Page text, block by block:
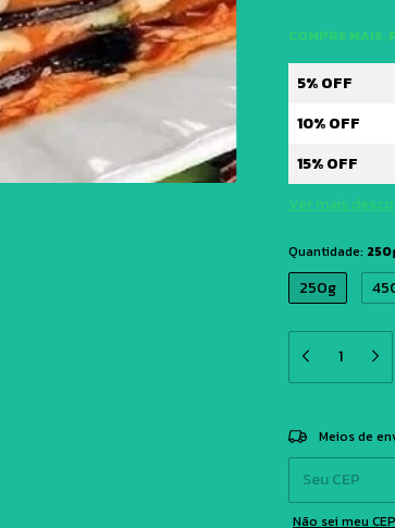
COMPRE MAIS,
5% OFF
10% OFF
15% OFF
Ver mais
Quantidade:
250g
Entregas para o
Meios de
Não sei meu CEP